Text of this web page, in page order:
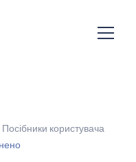
Посібники користувача